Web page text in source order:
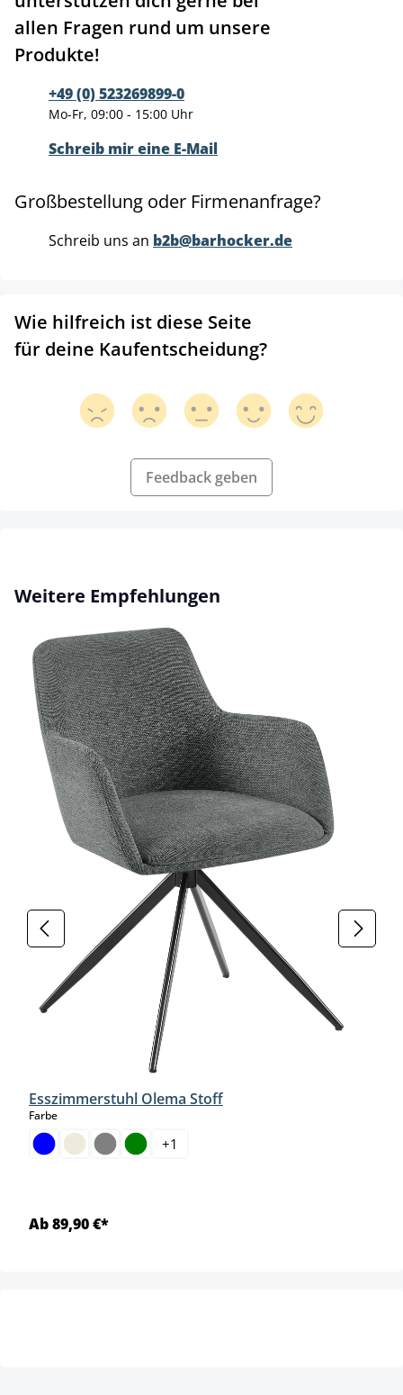
allen Fragen rund um unsere
Produkte!
+49 (0) 523269899-0
Mo-Fr, 09:00 - 15:00 Uhr
Schreib mir eine E-Mail
Großbestellung oder Firmenanfrage?
Schreib uns an b2b@barhocker.de
Wie hilfreich ist diese Seite
für deine Kaufentscheidung?
Feedback geben
Produktgalerie überspringen
Weitere Empfehlungen
Esszimmerstuhl Olema Stoff
Farbeauswählen
+1
Ab 89,90 €*